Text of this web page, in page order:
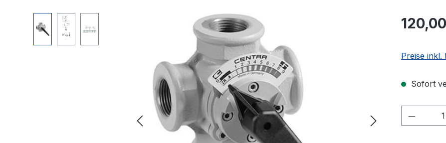
Bildergalerie überspringen Regulärer
Preise inkl.
Sofort